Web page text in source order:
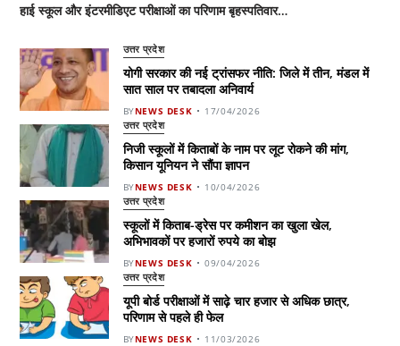
हाई स्कूल और इंटरमीडिएट परीक्षाओं का परिणाम बृहस्पतिवार…
उत्तर प्रदेश
योगी सरकार की नई ट्रांसफर नीति: जिले में तीन, मंडल में
सात साल पर तबादला अनिवार्य
BYNEWS DESK 17/04/2026
उत्तर प्रदेश
निजी स्कूलों में किताबों के नाम पर लूट रोकने की मांग,
किसान यूनियन ने सौंपा ज्ञापन
BYNEWS DESK 10/04/2026
उत्तर प्रदेश
स्कूलों में किताब-ड्रेस पर कमीशन का खुला खेल,
अभिभावकों पर हजारों रुपये का बोझ
BYNEWS DESK 09/04/2026
उत्तर प्रदेश
यूपी बोर्ड परीक्षाओं में साढ़े चार हजार से अधिक छात्र,
परिणाम से पहले ही फेल
BYNEWS DESK 11/03/2026